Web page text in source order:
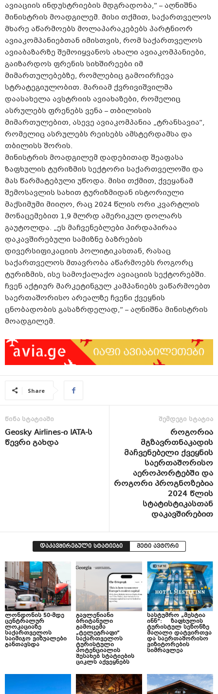
ავიაციის ინდუსტრიების მდგრადობა,“ – აღნიშნა
მინისტრის მოადგილემ. მისი თქმით, საქართველოს
მხარე აწარმოებს მოლაპარაკებებს პარტნიორ
ავიაკომპანიებთან იმისთვის, რომ საქართველოს
ავიაბაზარზე შემოიყვანოს ახალი ავიაკომპანიები,
გაიზარდოს ფრენის სიხშირეები იმ
მიმართულებებზე, რომლებიც გამოირჩევა
სტრატეგიულობით. მარიამ ქვრივიშვილმა
დაასახელა ავსტრიის ავიახაზები, რომელიც
ასრულებს ფრენებს ვენა – თბილისის
მიმართულებით, ასევე ავიაკომპანია „ტრანსავია“,
რომელიც ასრულებს რეისებს ამსტერდამსა და
თბილისს შორის.
მინისტრის მოადგილემ დადებითად შეაფასა
ზაფხულის ტურიზმის სექტორი საქართველოში და
მას წარმატებული უწოდა. მისი თქმით, ქვეყანამ
შემოსავლის სახით ტურიზმიდან ისტორიული
მაქსიმუმი მიიღო, რაც 2024 წლის ორი კვარტლის
მონაცემებით 1,9 მლრდ ამერიკულ დოლარს
გაუტოლდა. „ეს მაჩვენებლები პირდაპირაა
დაკავშირებული სამიზნე ბაზრების
დივერსიფიკაციის პოლიტიკასთან, რასაც
საქართველოს მთავრობა აწარმოებს როგორც
ტურიზმის, ისე სამოქალაქო ავიაციის სექტორებში.
ჩვენ აქტიურ მარკეტინგულ კამპანიებს ვაწარმოებთ
საერთაშორისო არეალზე ჩვენი ქვეყნის
ცნობადობის გასაზრდელად,“ – აღნიშნა მინისტრის
მოადგილემ.
Share
წინა სტატიაში
Geosky Airlines-ი IATA-ს
წევრი გახდა
შემდეგი სტატია
როგორია
მგზავრთნაკადის
მაჩვენებელი ქვეყნის
საერთაშორისო
აეროპორტებში და
როგორი პროგნოზებია
2024 წლის
სტატისტიკასთან
დაკავშირებით
დაკავშირებული სტატიები მეტი ავტორი
ლონდონის 50-მდე
ცენტრალურ
ლოკაციაზე
საქართველოს
საიმიჯო ვიზუალები
განთავსდა
გავლენიანი
ბრიტანული
გამოცემა
„ტელეგრაფი“
საქართველოს
ტურისტული
პოტენციალის
შესახებ სტატიების
ციკლს აქვეყნებს
სასტუმრო „მესტია
ინნ“: ზაფხულის
ტურისტულ სეზონზე
მაღალი დატვირთვა
და საერთაშორისო
ვიზიტორების
სიმრავლეა